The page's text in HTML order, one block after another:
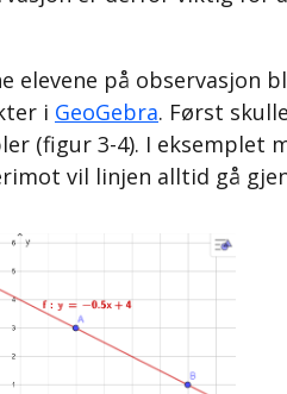
elevene på observasjon
i GeoGebra. Først
(figur 3-4). I
vil linjen alltid gå